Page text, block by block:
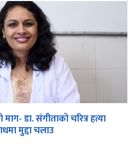
डा. संगीताको चरित्र हत्या
मुद्दा चलाउ